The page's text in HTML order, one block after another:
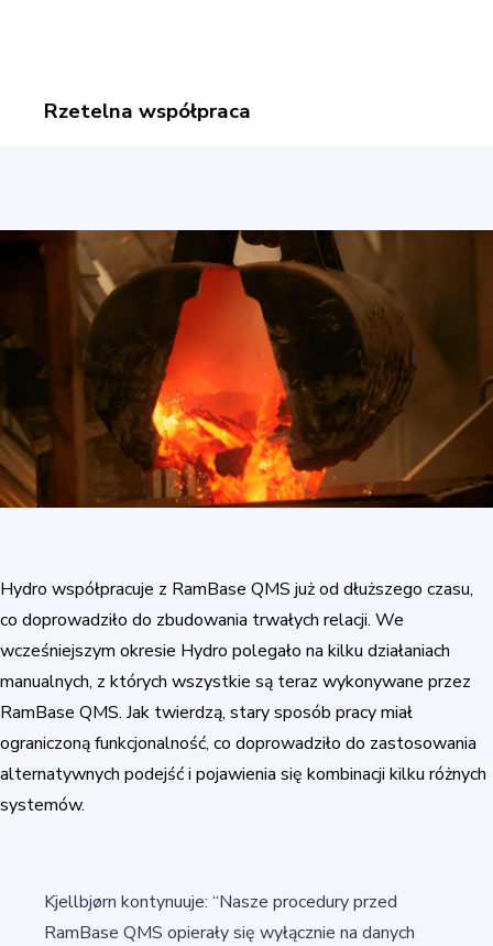
Rzetelna współpraca
Hydro współpracuje z RamBase QMS już od dłuższego czasu,
co doprowadziło do zbudowania trwałych relacji. We
wcześniejszym okresie Hydro polegało na kilku działaniach
manualnych, z których wszystkie są teraz wykonywane przez
RamBase QMS. Jak twierdzą, stary sposób pracy miał
ograniczoną funkcjonalność, co doprowadziło do zastosowania
alternatywnych podejść i pojawienia się kombinacji kilku różnych
systemów.
Kjellbjørn kontynuuje: “Nasze procedury przed
RamBase QMS opierały się wyłącznie na danych